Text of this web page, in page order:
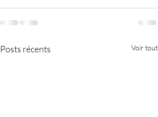
Posts récents Voir tout